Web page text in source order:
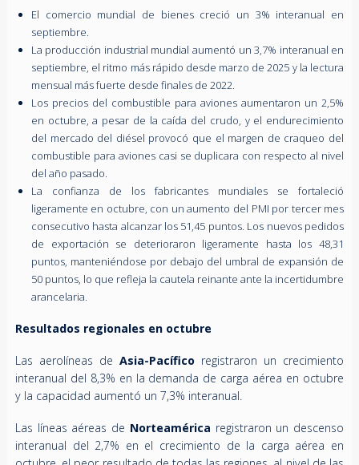
El comercio mundial de bienes creció un 3% interanual en
septiembre.
La producción industrial mundial aumentó un 3,7% interanual en
septiembre, el ritmo más rápido desde marzo de 2025 y la lectura
mensual más fuerte desde finales de 2022.
Los precios del combustible para aviones aumentaron un 2,5%
en octubre, a pesar de la caída del crudo, y el endurecimiento
del mercado del diésel provocó que el margen de craqueo del
combustible para aviones casi se duplicara con respecto al nivel
del año pasado.
La confianza de los fabricantes mundiales se fortaleció
ligeramente en octubre, con un aumento del PMI por tercer mes
consecutivo hasta alcanzar los 51,45 puntos. Los nuevos pedidos
de exportación se deterioraron ligeramente hasta los 48,31
puntos, manteniéndose por debajo del umbral de expansión de
50 puntos, lo que refleja la cautela reinante ante la incertidumbre
arancelaria.
Resultados regionales en octubre
Las aerolíneas de Asia-Pacífico registraron un crecimiento
interanual del 8,3% en la demanda de carga aérea en octubre
y la capacidad aumentó un 7,3% interanual.
Las líneas aéreas de Norteamérica registraron un descenso
interanual del 2,7% en el crecimiento de la carga aérea en